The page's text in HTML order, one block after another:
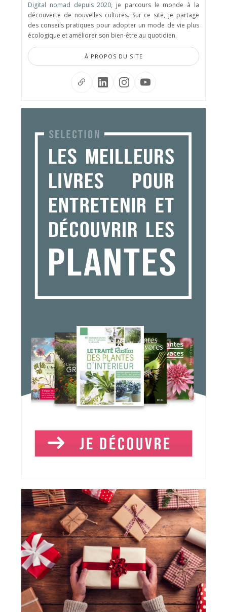
Digital nomad depuis 2020, je parcours le monde à la
découverte de nouvelles cultures. Sur ce site, je partage
des conseils pratiques pour adopter un mode de vie plus
écologique et améliorer son bien-être au quotidien.
À PROPOS DU SITE